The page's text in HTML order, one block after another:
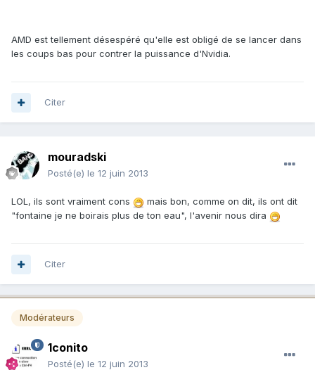
AMD est tellement désespéré qu'elle est obligé de se lancer dans
les coups bas pour contrer la puissance d'Nvidia.
Citer
mouradski
Posté(e) le 12 juin 2013
LOL, ils sont vraiment cons
mais bon, comme on dit, ils ont dit
"fontaine je ne boirais plus de ton eau", l'avenir nous dira
Citer
Modérateurs
1conito
Posté(e) le 12 juin 2013